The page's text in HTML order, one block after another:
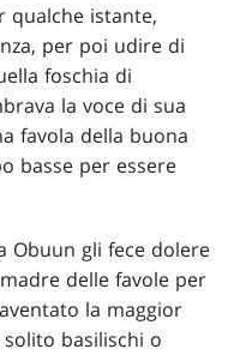
qualche istante,
per poi udire di
foschia di
la voce di sua
favola della buona
basse per essere
Obuun gli fece dolere
delle favole per
la maggior
basilischi o